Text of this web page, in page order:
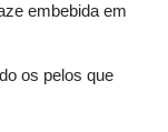
embebida em
os pelos que